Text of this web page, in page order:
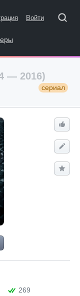
Войти
— 2016)
сериал
269